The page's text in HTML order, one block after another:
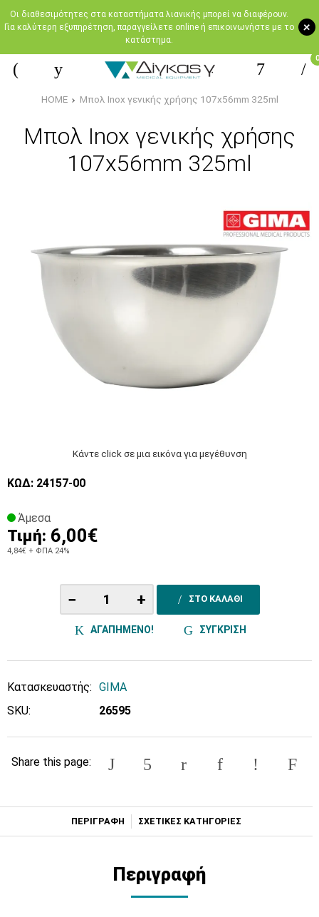
+
Oι διαθεσιμότητες στα καταστήματα λιανικής μπορεί να διαφέρουν.
Για καλύτερη εξυπηρέτηση, παραγγείλετε online ή επικοινωνήστε με το
κατάστημα.
0
HOME Μπολ Ιnox γενικής χρήσης 107x56mm 325ml
Μπολ Ιnox γενικής χρήσης
107x56mm 325ml
Κάντε click σε μια εικόνα για μεγέθυνση
ΚΩΔ: 24157-00
Άμεσα
Τιμή: 6,00€
4,84€ + ΦΠΑ 24%
− + ΣΤΟ ΚΑΛΑΘΙ
ΑΓΑΠΗΜΕΝΟ! ΣΥΓΚΡΙΣΗ
Κατασκευαστής: GIMA
SKU:
26595
Share this page:
ΠΕΡΙΓΡΑΦΗ ΣΧΕΤΙΚΕΣ ΚΑΤΗΓΟΡΙΕΣ
Περιγραφή